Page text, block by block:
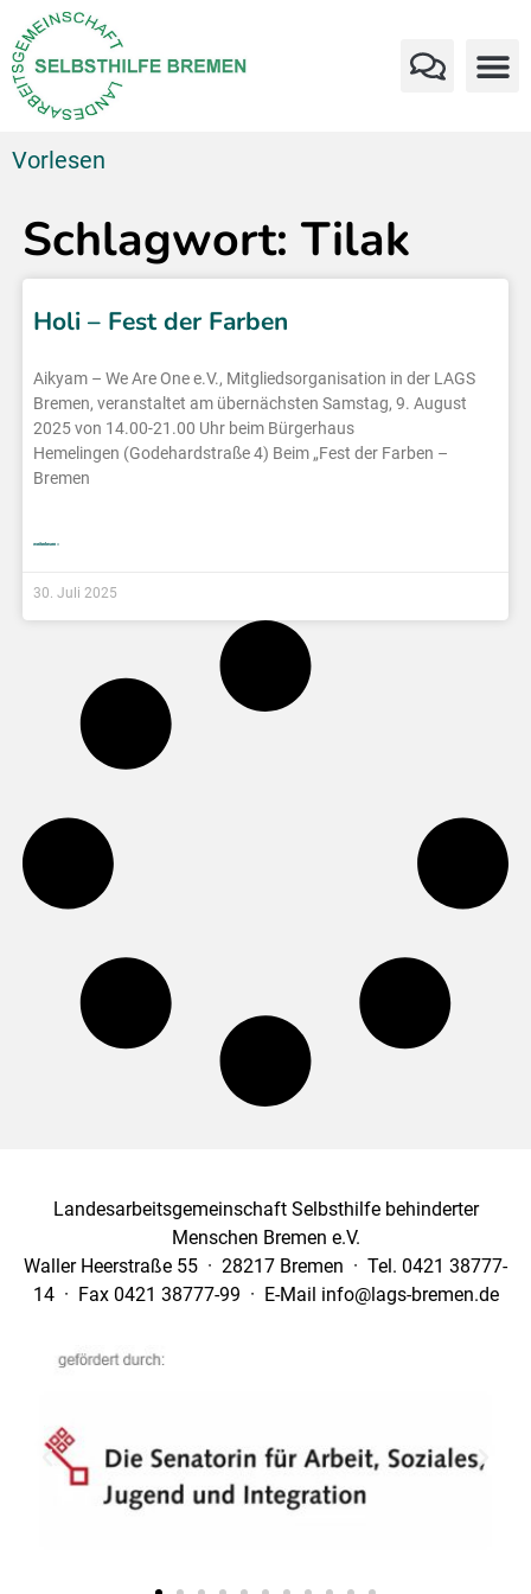
Vorlesen
Schlagwort: Tilak
Holi – Fest der Farben
Aikyam – We Are One e.V., Mitgliedsorganisation in der LAGS
Bremen, veranstaltet am übernächsten Samstag, 9. August
2025 von 14.00-21.00 Uhr beim Bürgerhaus
Hemelingen (Godehardstraße 4) Beim „Fest der Farben –
Bremen
weiterlesen »
30. Juli 2025
Landesarbeitsgemeinschaft Selbsthilfe behinderter
Menschen Bremen e.V.
Waller Heerstraße 55 · 28217 Bremen · Tel. 0421 38777-
14 · Fax 0421 38777-99 · E-Mail info@lags-bremen.de